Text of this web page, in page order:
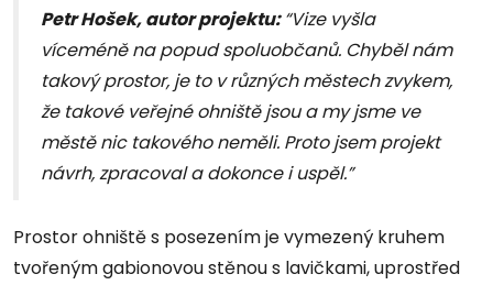
Petr Hošek, autor projektu:“Vize vyšla
víceméně na popud spoluobčanů. Chyběl nám
takový prostor, je to v různých městech zvykem,
že takové veřejné ohniště jsou a my jsme ve
městě nic takového neměli. Proto jsem projekt
návrh, zpracoval a dokonce i uspěl.”
Prostor ohniště s posezením je vymezený kruhem
tvořeným gabionovou stěnou s lavičkami, uprostřed